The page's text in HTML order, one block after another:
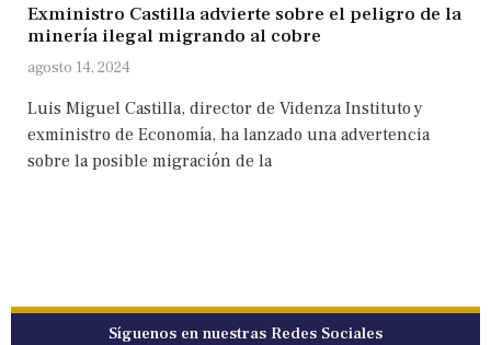
Exministro Castilla advierte sobre el peligro de la
minería ilegal migrando al cobre
agosto 14, 2024
Luis Miguel Castilla, director de Videnza Instituto y
exministro de Economía, ha lanzado una advertencia
sobre la posible migración de la
Síguenos en nuestras Redes Sociales